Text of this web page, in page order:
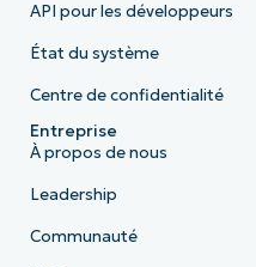
API pour les développeurs
État du système
Centre de confidentialité
Entreprise
À propos de nous
Leadership
Communauté